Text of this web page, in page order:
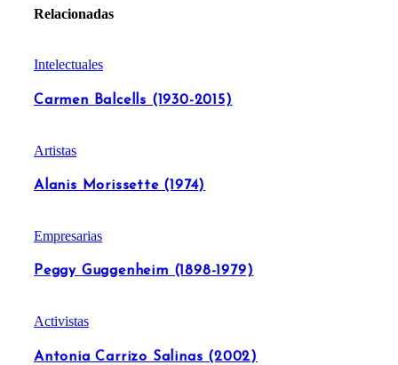
Relacionadas
Intelectuales
Carmen Balcells (1930-2015)
Artistas
Alanis Morissette (1974)
Empresarias
Peggy Guggenheim (1898-1979)
Activistas
Antonia Carrizo Salinas (2002)